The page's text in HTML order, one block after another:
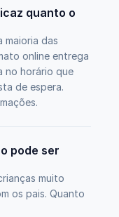
quanto o
maioria das
online entrega
no horário que
de espera.
pode ser
muito
os pais. Quanto